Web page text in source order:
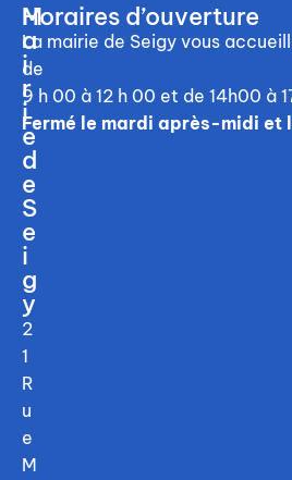
M
a
i
r
i
e
d
e
S
e
i
g
y
2
1
R
u
e
M
Horaires d’ouverture
La mairie de Seigy vous
de
9 h 00 à 12 h 00 et de 14h00 à
Fermé le mardi après-midi et